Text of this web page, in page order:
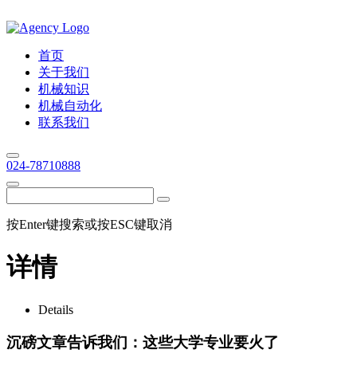
首页
关于我们
机械知识
机械自动化
联系我们
024-78710888
按Enter键搜索或按ESC键取消
详情
Details
沉磅文章告诉我们：这些大学专业要火了